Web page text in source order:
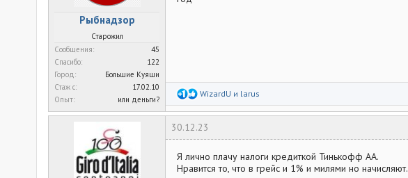
Рыбнадзор
Старожил
Сообщения
45
Спасибо
122
Город
Большие Куяши
Стаж c
17.02.10
Опыт
или деньги?
Р
а
к
ц
и
:
WizardU и larus
30.12.23
Я лично плачу налоги кредиткой Тинькофф АА.
Нравится то, что в грейс и 1% и милями но начисляют.